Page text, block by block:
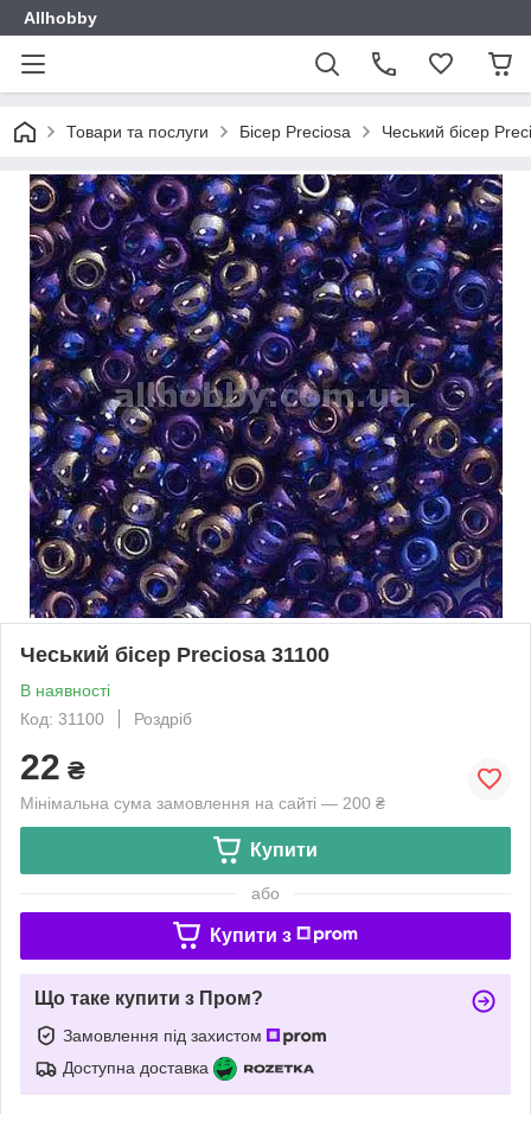
Allhobby
Товари та послуги Бісер Preciosa Чеський бісер
Чеський бісер Preciosa 31100
В наявності
Код: 31100
Роздріб
22 ₴
Мінімальна сума замовлення на сайті — 200 ₴
Купити
або
Купити з
Що таке купити з Пром?
Замовлення під захистом
Доступна доставка